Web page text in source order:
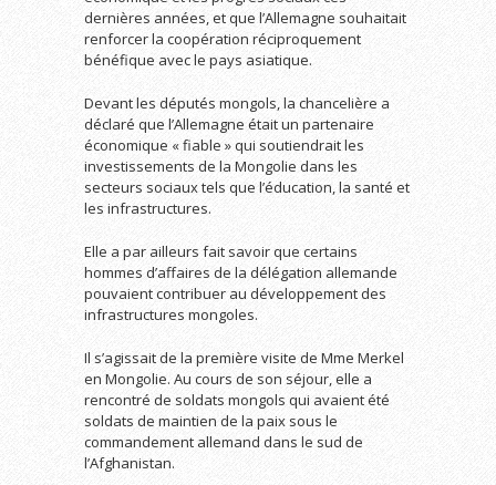
dernières années, et que l’Allemagne souhaitait
renforcer la coopération réciproquement
bénéfique avec le pays asiatique.
Devant les députés mongols, la chancelière a
déclaré que l’Allemagne était un partenaire
économique « fiable » qui soutiendrait les
investissements de la Mongolie dans les
secteurs sociaux tels que l’éducation, la santé et
les infrastructures.
Elle a par ailleurs fait savoir que certains
hommes d’affaires de la délégation allemande
pouvaient contribuer au développement des
infrastructures mongoles.
Il s’agissait de la première visite de Mme Merkel
en Mongolie. Au cours de son séjour, elle a
rencontré de soldats mongols qui avaient été
soldats de maintien de la paix sous le
commandement allemand dans le sud de
l’Afghanistan.